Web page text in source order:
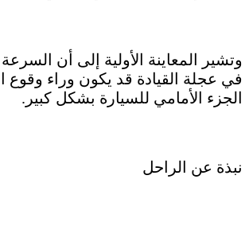
وتشير المعاينة الأولية إلى أن
في عجلة القيادة قد يكون وراء وقوع
الجزء الأمامي للسيارة بشكل كبير.
نبذة عن الراحل